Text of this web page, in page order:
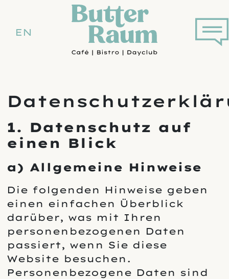
Butterraum
Sprachmenü
DE
ENEN
1. Datenschutz auf
einen Blick
a) Allgemeine Hinweise
Die folgenden Hinweise geben
einen einfachen Überblick
darüber, was mit Ihren
personenbezogenen Daten
passiert, wenn Sie diese
Website besuchen.
Personenbezogene Daten sind